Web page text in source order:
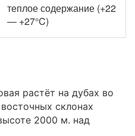
теплое содержание (+22
— +27°C)
растёт на дубах во
склонах
2000 м. над